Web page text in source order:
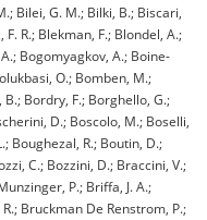
Bilei, G. M.; Bilki, B.; Biscari,
R.; Blekman, F.; Blondel, A.;
Bogomyagkov, A.; Boine-
O.; Bomben, M.;
Bordry, F.; Borghello, G.;
D.; Boscolo, M.; Boselli,
Boughezal, R.; Boutin, D.;
C.; Bozzini, D.; Braccini, V.;
P.; Briffa, J. A.;
R.; Bruckman De Renstrom, P.;